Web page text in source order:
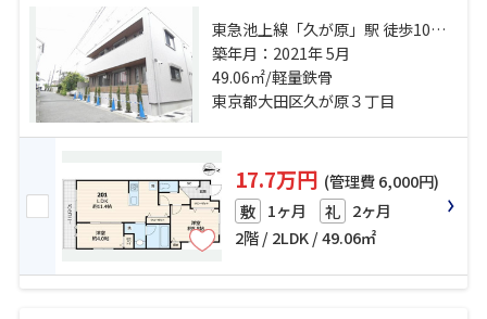
東急池上線「久が原」駅 徒歩10分
東急池上線「御嶽山」駅 徒歩13分
都営浅草線「西馬込」駅 徒歩20分
築年月：2021年 5月
49.06㎡/軽量鉄骨
東京都大田区久が原３丁目
17.7万円 (管理費 6,000円)
敷 1ヶ月 礼 2ヶ月
2階 / 2LDK / 49.06㎡